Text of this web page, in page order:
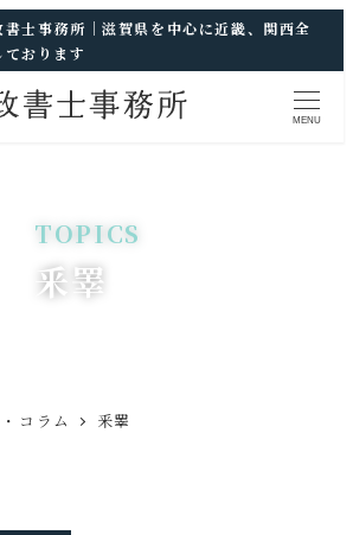
士事務所｜滋賀県を中心に近畿、関西全
おります
MENU
釆睪
コラム 釆睪